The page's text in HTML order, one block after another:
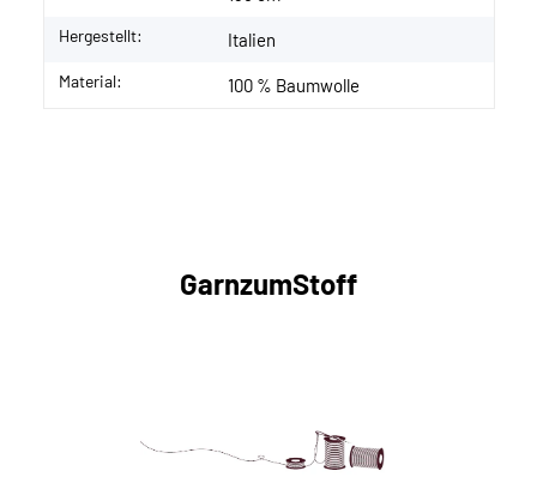
Hergestellt: Italien
Material: 100 % Baumwolle
GarnzumStoff